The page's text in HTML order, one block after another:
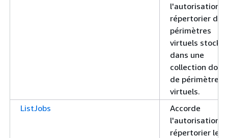
l'autorisation
répertorier des
périmètres
virtuels
dans une
collection
de périmètres
virtuels.
ListJobs
Accorde
l'autorisation
répertorier les